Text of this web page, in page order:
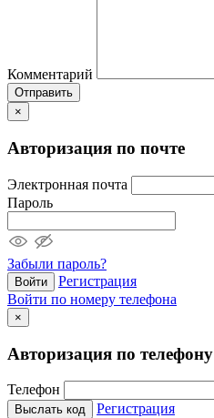
Комментарий
Отправить
×
Авторизация по почте
Электронная почта
Пароль
Забыли пароль?
Войти
Регистрация
Войти по номеру телефона
×
Авторизация по телефону
Телефон
Выслать код
Регистрация